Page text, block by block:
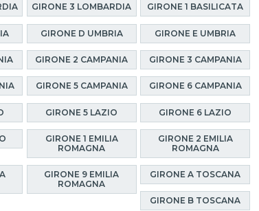
GIRONE 3 LOMBARDIA GIRONE 1 BASILICATA
GIRONE D UMBRIA GIRONE E UMBRIA
GIRONE 2 CAMPANIA GIRONE 3 CAMPANIA
GIRONE 5 CAMPANIA GIRONE 6 CAMPANIA
GIRONE 5 LAZIO GIRONE 6 LAZIO
GIRONE 1 EMILIA
ROMAGNA
GIRONE 2 EMILIA
ROMAGNA
GIRONE 9 EMILIA
ROMAGNA
GIRONE A TOSCANA
GIRONE B TOSCANA